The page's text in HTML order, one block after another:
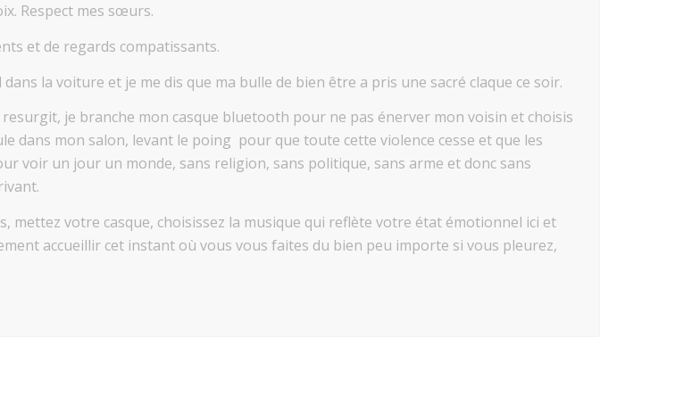
Respect mes sœurs.
et de regards compatissants.
la voiture et je me dis que ma bulle de bien être a pris une sacré claque ce soir.
je branche mon casque bluetooth pour ne pas énerver mon voisin et choisis
dans mon salon, levant le poing pour que toute cette violence cesse et que les
voir un jour un monde, sans religion, sans politique, sans arme et donc sans
mettez votre casque, choisissez la musique qui reflète votre état émotionnel ici et
accueillir cet instant où vous vous faites du bien peu importe si vous pleurez,